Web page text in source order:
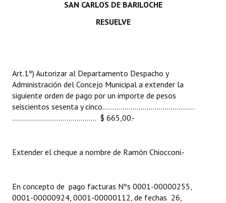
Datos Históricos
Premio al Mérito - Registro
Periodistas Decanos - Registro
Ciudadano Ilustre - Registro
Huéspedes de Honor - Registro
Reconocimientos - Registro
SAN CARLOS DE BARILOCHE
RESUELVE
Art.1º) Autorizar al Departamento Despacho y
Administración del Concejo Municipal a extender la
siguiente orden de pago por un importe de pesos
seiscientos sesenta y cinco……………………………………….
………………………………..…. $ 665,00.-
Extender el cheque a nombre de Ramón Chiocconi.-
En concepto de pago facturas Nºs 0001-00000255,
0001-00000924, 0001-00000112, de fechas 26,